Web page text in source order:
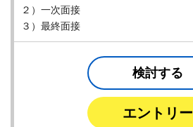
２）一次面接
３）最終面接
検討する
エントリー